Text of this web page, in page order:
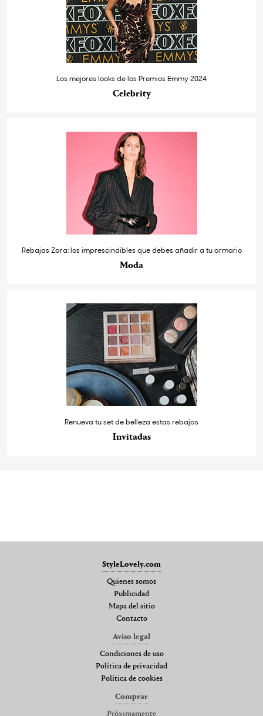
Los mejores looks de los Premios Emmy 2024
Celebrity
Rebajas Zara: los imprescindibles que debes añadir a tu armario
Moda
Renueva tu set de belleza estas rebajas
Invitadas
StyleLovely.com
Quienes somos
Publicidad
Mapa del sitio
Contacto
Aviso legal
Condiciones de uso
Política de privacidad
Política de cookies
Comprar
Próximamente